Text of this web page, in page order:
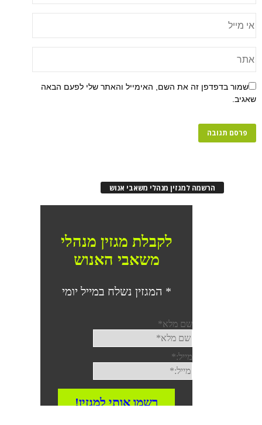
זה את השם, האימייל והאתר שלי לפעם הבאה
הרשמה למגזין מנהלי משאבי אנוש